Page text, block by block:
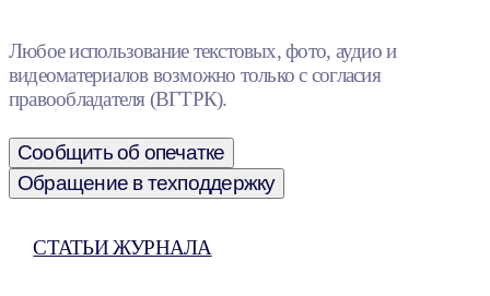
Любое использование текстовых, фото, аудио и
видеоматериалов возможно только с согласия
правообладателя (ВГТРК).
Сообщить об опечатке
Обращение в техподдержку
СТАТЬИ ЖУРНАЛА